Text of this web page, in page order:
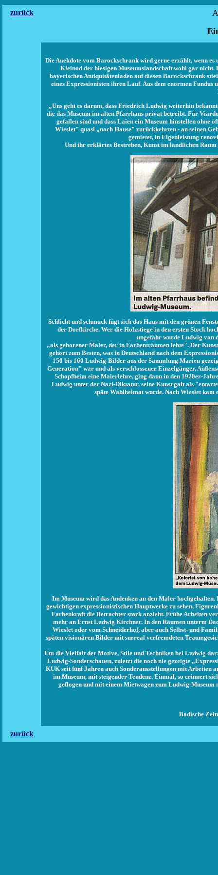
zurück
Die Anekdote vom Barockschrank wird gerne erzählt, wenn es
Kleinod der hiesigen Museumslandschaft wohl gar
bayerischen Antiquitätenladen auf diesen Barockschrank
eines Expressionisten ihren Lauf. Aus dem enormen
„Uns geht es darum, dass Friedrich Ludwig weiterhin
die das Museum im alten Pfarrhaus privat betreibt. Für
gefallen sind und dass Laien ein Museum hinstellen ohne
Wieslet" quasi „nach Hause" zurückkehrten - an seinen
gemietet, in Eigenleistung
Und ihr erklärtes Bestreben, Kunst im ländlichen
Schlicht und schmuck fügt sich das Haus mit den grünen
der Dorfkirche. Wer die Holzstiege in den ersten Stock
ungefähr wurde Ludwig von
„als geborener Maler, der in Farbenträumen lebte". Der
gehört zum Besten, was in Deutschland nach dem
150 bis 160 Ludwig-Bilder aus der Sammlung Marien
Generation" war und als verschlossener Einzelgänger,
Schopfheim eine Malerlehre, ging dann in den 1920er-
Ludwig unter der Nazi-Diktatur, seine Kunst galt als
späte Wahlheimat wurde. Nach Wieslet
Im Museum wird das Andenken an den Maler
gewichtigen expressionistischen Hauptwerke zu sehen,
Farbenkraft die Betrachter stark anzieht. Frühe Arbeiten
mehr an Ernst Ludwig Kirchner. In den Räumen unterm
Wieslet oder vom Schneiderhof, aber auch Selbst- und
späten visionären Bilder mit surreal verfremdeten
Um die Vielfalt der Motive, Stile und Techniken bei Ludwig
Ludwig-Sonderschauen, zuletzt die noch nie gezeigte
KUK seit fünf Jahren auch Sonderausstellungen mit Arbeiten
im Museum, mit steigender Tendenz. Einmal, so erinnert
geflogen und mit einem Mietwagen zum Ludwig-
Badische
zurück